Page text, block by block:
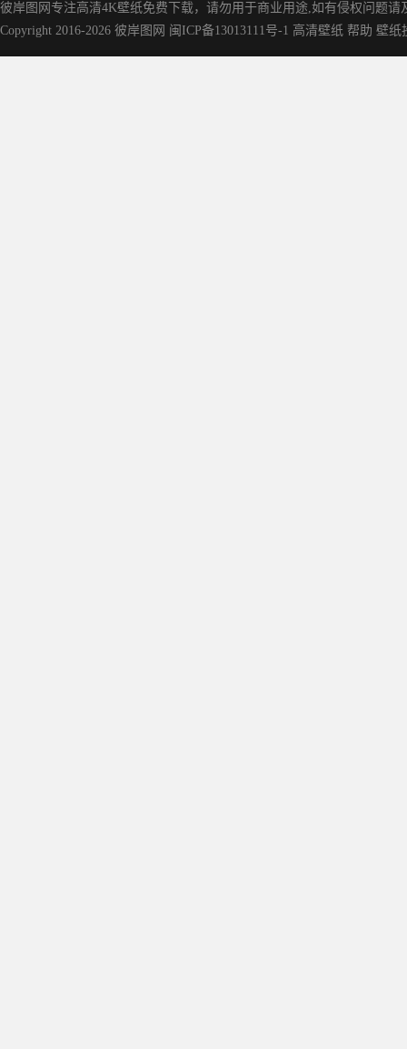
彼岸图网专注高清4K壁纸免费下载，请勿用于商业用途,如有侵权问题
Copyright 2016-2026 彼岸图网 闽ICP备13013111号-1 高清壁纸 帮助 壁纸